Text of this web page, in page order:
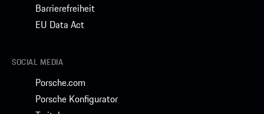
Barrierefreiheit
EU Data Act
SOCIAL MEDIA
Porsche.com
Porsche Konfigurator